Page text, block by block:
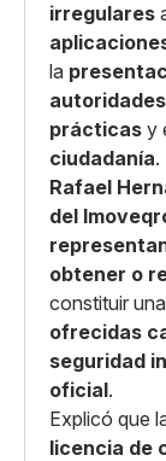
irregulares
la
prácticas y
ciudadanía.
Rafael
del
obtener o
constituir una
ofrecidas
seguridad
oficial.
Explicó que
licencia de